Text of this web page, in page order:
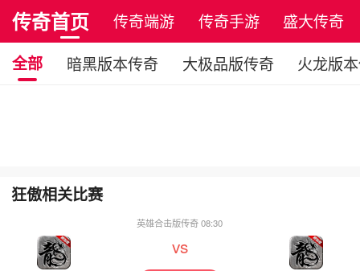
传奇首页 传奇端游 传奇手游
盛大传奇
全部
暗黑版本传奇 大极品版传奇 火龙版
狂傲相关比赛
英雄合击版传奇 08:30
vs